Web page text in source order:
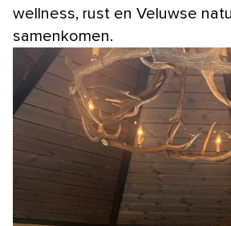
wellness, rust en Veluwse
samenkomen.